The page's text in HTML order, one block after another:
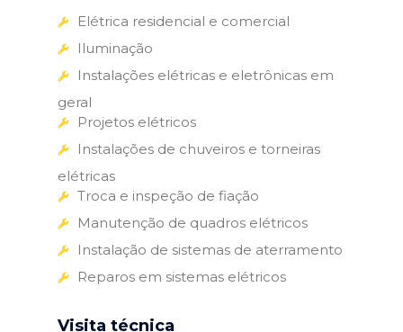
Elétrica residencial e comercial
Iluminação
Instalações elétricas e eletrônicas em
geral
Projetos elétricos
Instalações de chuveiros e torneiras
elétricas
Troca e inspeção de fiação
Manutenção de quadros elétricos
Instalação de sistemas de aterramento
Reparos em sistemas elétricos
Visita técnica